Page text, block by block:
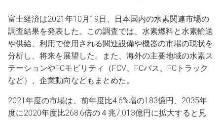
富士経済は2021年10月19日、日本国内の水素関連市場の
調査結果を発表した。この調査では、水素燃料と水素輸送
や供給、利用で使用される関連設備や機器の市場の現状を
分析し、将来を展望した。また、海外の主要地域の水素ス
テーションやFCモビリティ（FCV、FCバス、FCトラック
など）、企業動向などもまとめた。
2021年度の市場は、前年度比4.6%増の183億円、2035年
度に2020年度比268.6倍の４兆7,013億円に拡大すると見